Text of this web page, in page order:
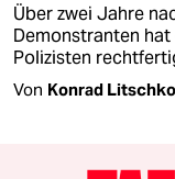
Über zwei Jahre
Demonstranten
Polizisten
Von Konrad Litschko